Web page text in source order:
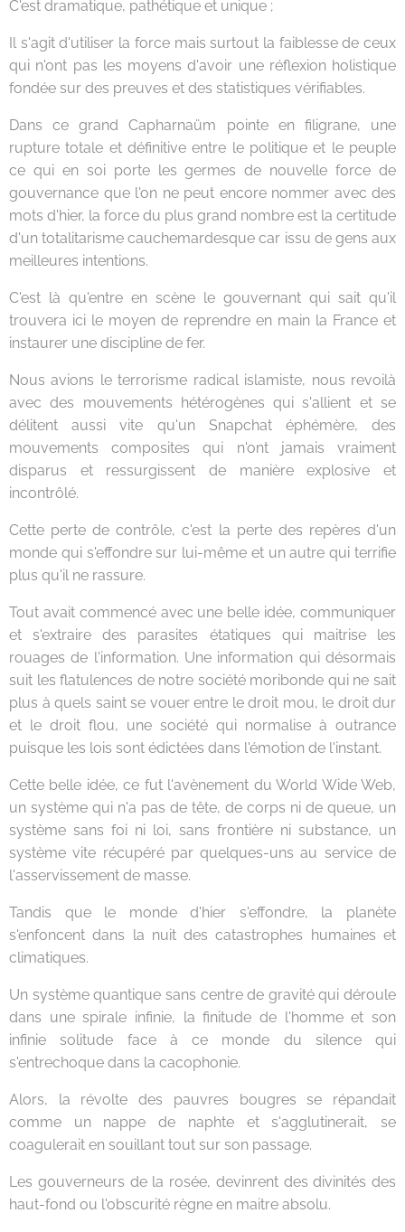
C'est dramatique, pathétique et unique ;
Il s'agit d'utiliser la force mais surtout la faiblesse de ceux
qui n'ont pas les moyens d'avoir une réflexion holistique
fondée sur des preuves et des statistiques vérifiables.
Dans ce grand Capharnaüm pointe en filigrane, une
rupture totale et définitive entre le politique et le peuple
ce qui en soi porte les germes de nouvelle force de
gouvernance que l'on ne peut encore nommer avec des
mots d'hier, la force du plus grand nombre est la certitude
d'un totalitarisme cauchemardesque car issu de gens aux
meilleures intentions.
C'est là qu'entre en scène le gouvernant qui sait qu'il
trouvera ici le moyen de reprendre en main la France et
instaurer une discipline de fer.
Nous avions le terrorisme radical islamiste, nous revoilà
avec des mouvements hétérogènes qui s'allient et se
délitent aussi vite qu'un Snapchat éphémère, des
mouvements composites qui n'ont jamais vraiment
disparus et ressurgissent de manière explosive et
incontrôlé.
Cette perte de contrôle, c'est la perte des repères d'un
monde qui s'effondre sur lui-même et un autre qui terrifie
plus qu'il ne rassure.
Tout avait commencé avec une belle idée, communiquer
et s'extraire des parasites étatiques qui maitrise les
rouages de l'information. Une information qui désormais
suit les flatulences de notre société moribonde qui ne sait
plus à quels saint se vouer entre le droit mou, le droit dur
et le droit flou, une société qui normalise à outrance
puisque les lois sont édictées dans l'émotion de l'instant.
Cette belle idée, ce fut l'avènement du World Wide Web,
un système qui n'a pas de tête, de corps ni de queue, un
système sans foi ni loi, sans frontière ni substance, un
système vite récupéré par quelques-uns au service de
l'asservissement de masse.
Tandis que le monde d'hier s'effondre, la planète
s'enfoncent dans la nuit des catastrophes humaines et
climatiques.
Un système quantique sans centre de gravité qui déroule
dans une spirale infinie, la finitude de l'homme et son
infinie solitude face à ce monde du silence qui
s'entrechoque dans la cacophonie.
Alors, la révolte des pauvres bougres se répandait
comme un nappe de naphte et s'agglutinerait, se
coagulerait en souillant tout sur son passage.
Les gouverneurs de la rosée, devinrent des divinités des
haut-fond ou l'obscurité règne en maitre absolu.